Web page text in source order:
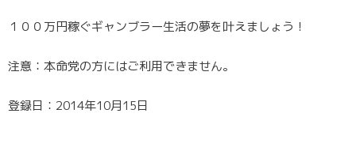
１００万円稼ぐギャンブラー生活の夢を叶えましょう！
注意：本命党の方にはご利用できません。
登録日：2014年10月15日